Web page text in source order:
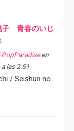
子 青春のいじ
PopParadiseen
las 2:51
/ Seishun no